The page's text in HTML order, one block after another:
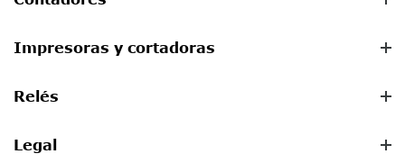
Impresoras y cortadoras
Relés
Legal